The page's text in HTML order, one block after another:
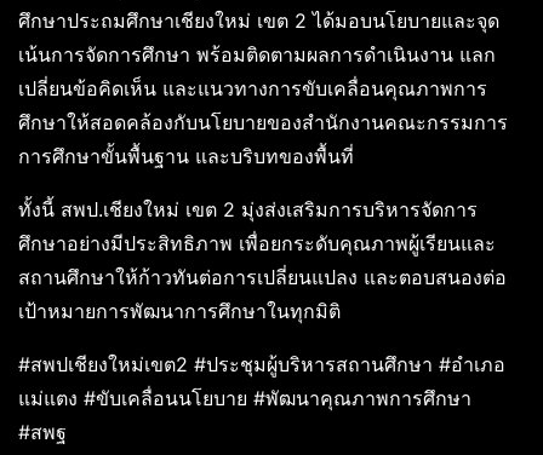
ศึกษาประถมศึกษาเชียงใหม่ เขต 2 ได้มอบนโยบายและจุด
เน้นการจัดการศึกษา พร้อมติดตามผลการดำเนินงาน แลก
เปลี่ยนข้อคิดเห็น และแนวทางการขับเคลื่อนคุณภาพการ
ศึกษาให้สอดคล้องกับนโยบายของสำนักงานคณะกรรมการ
การศึกษาขั้นพื้นฐาน และบริบทของพื้นที่
ทั้งนี้ สพป.เชียงใหม่ เขต 2 มุ่งส่งเสริมการบริหารจัดการ
ศึกษาอย่างมีประสิทธิภาพ เพื่อยกระดับคุณภาพผู้เรียนและ
สถานศึกษาให้ก้าวทันต่อการเปลี่ยนแปลง และตอบสนองต่อ
เป้าหมายการพัฒนาการศึกษาในทุกมิติ
#สพปเชียงใหม่เขต2 #ประชุมผู้บริหารสถานศึกษา #อำเภอ
แม่แตง #ขับเคลื่อนนโยบาย #พัฒนาคุณภาพการศึกษา
#สพฐ